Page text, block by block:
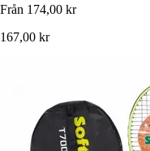
Från 174,00 kr
167,00 kr